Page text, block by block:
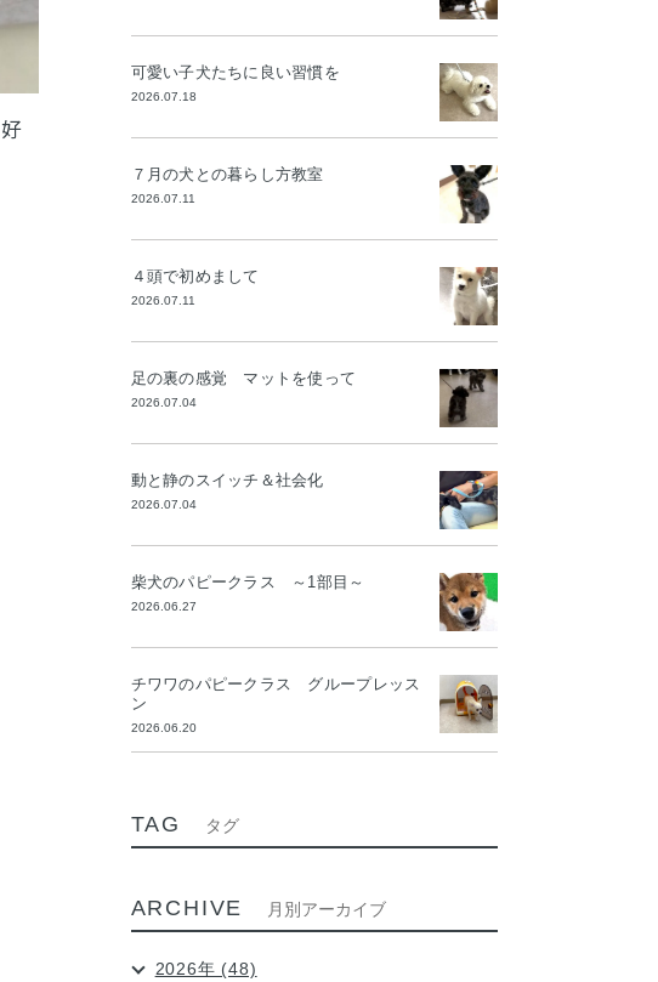
好
可愛い子犬たちに良い習慣を
2026.07.18
７月の犬との暮らし方教室
2026.07.11
４頭で初めまして
2026.07.11
足の裏の感覚 マットを使って
2026.07.04
動と静のスイッチ＆社会化
2026.07.04
柴犬のパピークラス ～1部目～
2026.06.27
チワワのパピークラス グループレッス
ン
2026.06.20
TAG タグ
ARCHIVE 月別アーカイブ
2026年 (48)